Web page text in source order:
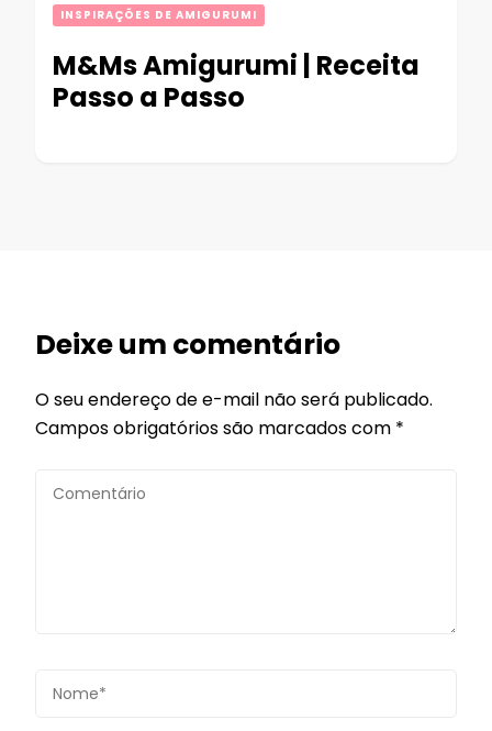
INSPIRAÇÕES DE AMIGURUMI
M&Ms Amigurumi | Receita
Passo a Passo
Deixe um comentário
O seu endereço de e-mail não será publicado.
Campos obrigatórios são marcados com *